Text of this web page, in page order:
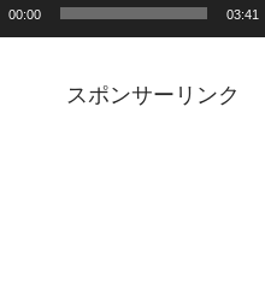
00:00 03:41
スポンサーリンク